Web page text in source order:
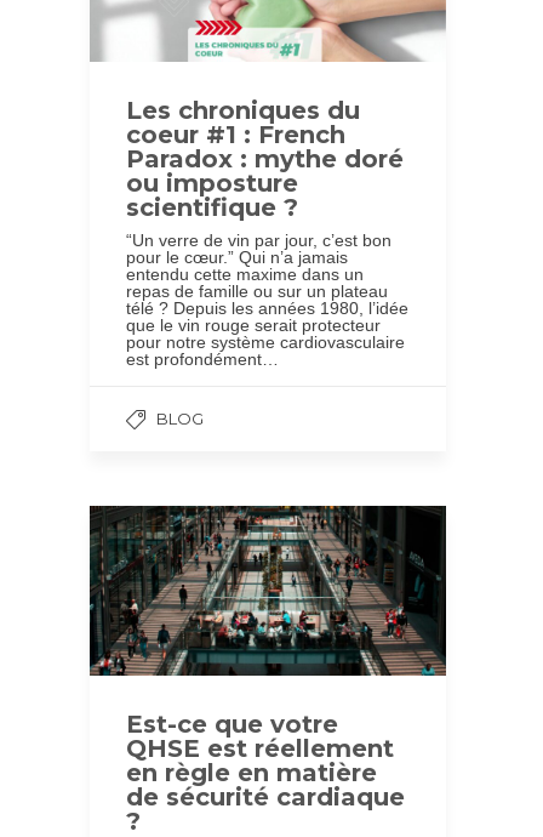
Les chroniques du
coeur #1 : French
Paradox : mythe doré
ou imposture
scientifique ?
“Un verre de vin par jour, c’est bon
pour le cœur.” Qui n’a jamais
entendu cette maxime dans un
repas de famille ou sur un plateau
télé ? Depuis les années 1980, l’idée
que le vin rouge serait protecteur
pour notre système cardiovasculaire
est profondément…
BLOG
Est-ce que votre
QHSE est réellement
en règle en matière
de sécurité cardiaque
?